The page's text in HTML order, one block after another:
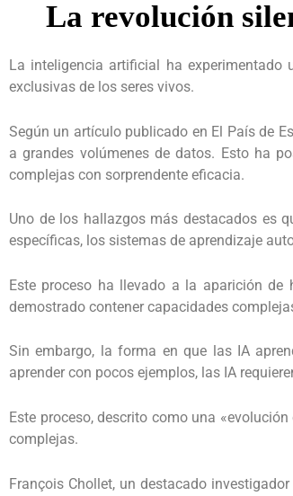
La revolución
La inteligencia artificial ha experimentado
exclusivas de los seres vivos.
Según un artículo publicado en El País de
a grandes volúmenes de datos. Esto ha
complejas con sorprendente eficacia.
Uno de los hallazgos más destacados es
específicas, los sistemas de aprendizaje
Este proceso ha llevado a la aparición de
demostrado contener capacidades
Sin embargo, la forma en que las IA
aprender con pocos ejemplos, las IA
Este proceso, descrito como una
complejas.
François Chollet, un destacado